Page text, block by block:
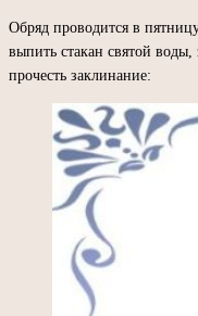
Обряд проводится в
выпить стакан святой воды,
прочесть заклинание: